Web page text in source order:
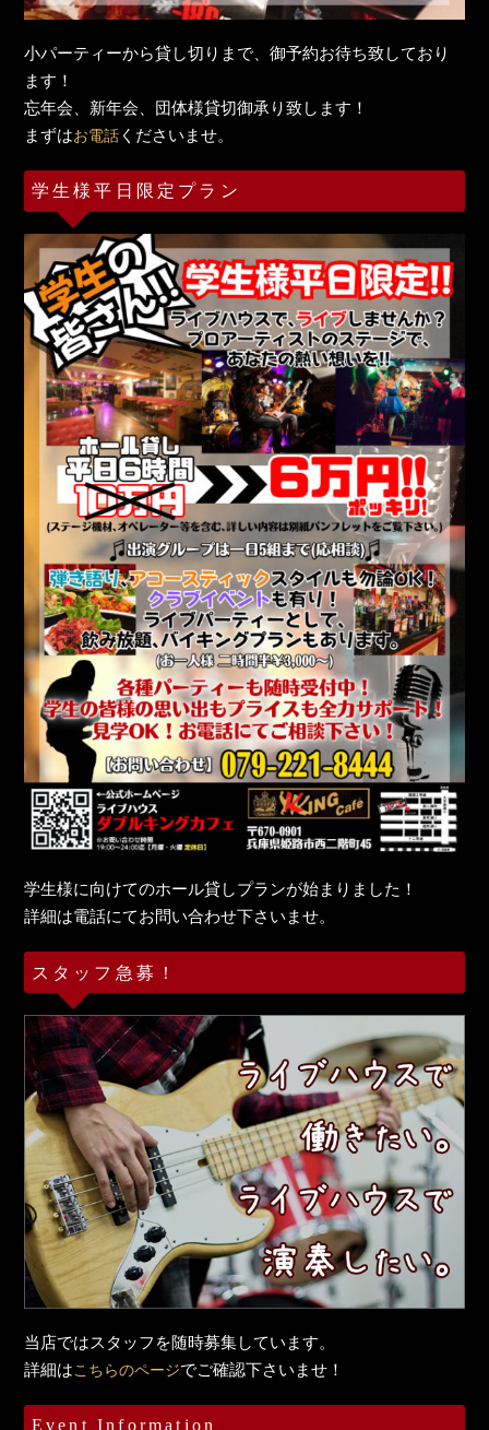
小パーティーから貸し切りまで、御予約お待ち致しており
ます！
忘年会、新年会、団体様貸切御承り致します！
まずはお電話 くださいませ。
学生様平日限定プラン
学生様に向けてのホール貸しプランが始まりました！
詳細は電話にてお問い合わせ下さいませ。
スタッフ急募！
当店ではスタッフを随時募集しています。
詳細はこちらのページでご確認下さいませ！
Event Information